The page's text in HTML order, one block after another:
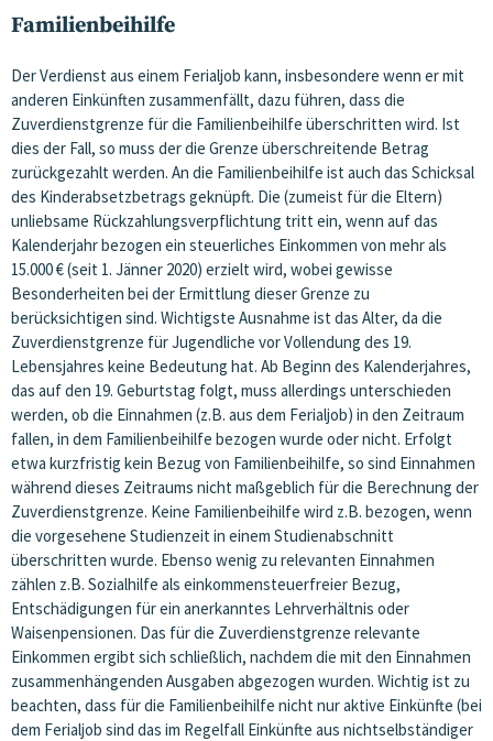
Familienbeihilfe
Der Verdienst aus einem Ferialjob kann, insbesondere wenn er mit
anderen Einkünften zusammenfällt, dazu führen, dass die
Zuverdienstgrenze für die Familienbeihilfe überschritten wird. Ist
dies der Fall, so muss der die Grenze überschreitende Betrag
zurückgezahlt werden. An die Familienbeihilfe ist auch das Schicksal
des Kinderabsetzbetrags geknüpft. Die (zumeist für die Eltern)
unliebsame Rückzahlungsverpflichtung tritt ein, wenn auf das
Kalenderjahr bezogen ein steuerliches Einkommen von mehr als
15.000 € (seit 1. Jänner 2020) erzielt wird, wobei gewisse
Besonderheiten bei der Ermittlung dieser Grenze zu
berücksichtigen sind. Wichtigste Ausnahme ist das Alter, da die
Zuverdienstgrenze für Jugendliche vor Vollendung des 19.
Lebensjahres keine Bedeutung hat. Ab Beginn des Kalenderjahres,
das auf den 19. Geburtstag folgt, muss allerdings unterschieden
werden, ob die Einnahmen (z.B. aus dem Ferialjob) in den Zeitraum
fallen, in dem Familienbeihilfe bezogen wurde oder nicht. Erfolgt
etwa kurzfristig kein Bezug von Familienbeihilfe, so sind Einnahmen
während dieses Zeitraums nicht maßgeblich für die Berechnung der
Zuverdienstgrenze. Keine Familienbeihilfe wird z.B. bezogen, wenn
die vorgesehene Studienzeit in einem Studienabschnitt
überschritten wurde. Ebenso wenig zu relevanten Einnahmen
zählen z.B. Sozialhilfe als einkommensteuerfreier Bezug,
Entschädigungen für ein anerkanntes Lehrverhältnis oder
Waisenpensionen. Das für die Zuverdienstgrenze relevante
Einkommen ergibt sich schließlich, nachdem die mit den Einnahmen
zusammenhängenden Ausgaben abgezogen wurden. Wichtig ist zu
beachten, dass für die Familienbeihilfe nicht nur aktive Einkünfte (bei
dem Ferialjob sind das im Regelfall Einkünfte aus nichtselbständiger